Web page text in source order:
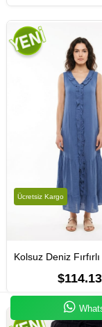
$114.13
Ücretsiz Kargo